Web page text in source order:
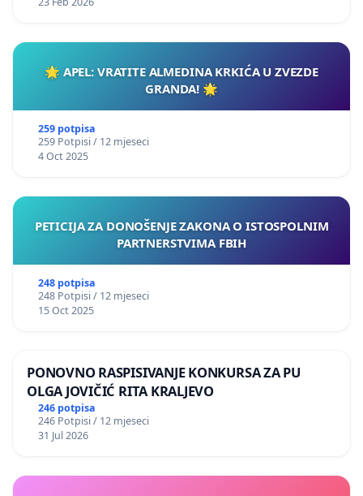
🌟 APEL: VRATITE ALMEDINA KRKIĆA U ZVEZDE
GRANDA! 🌟
259 potpisa
259 Potpisi / 12 mjeseci
4 Oct 2025
PETICIJA ZA DONOŠENJE ZAKONA O ISTOSPOLNIM
PARTNERSTVIMA FBIH
248 potpisa
248 Potpisi / 12 mjeseci
15 Oct 2025
PONOVNO RASPISIVANJE KONKURSA ZA PU
OLGA JOVIČIĆ RITA KRALJEVO
246 potpisa
246 Potpisi / 12 mjeseci
31 Jul 2026